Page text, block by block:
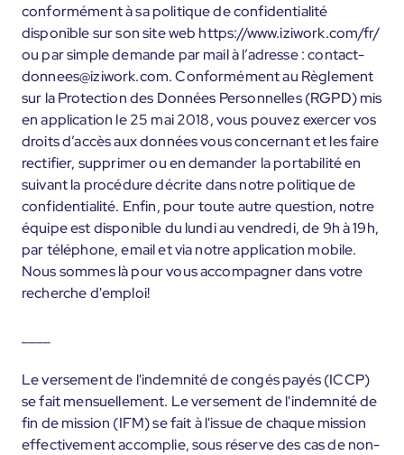
conformément à sa politique de confidentialité
disponible sur son site web https://www.iziwork.com/fr/
ou par simple demande par mail à l’adresse : contact-
donnees@iziwork.com. Conformément au Règlement
sur la Protection des Données Personnelles (RGPD) mis
en application le 25 mai 2018, vous pouvez exercer vos
droits d’accès aux données vous concernant et les faire
rectifier, supprimer ou en demander la portabilité en
suivant la procédure décrite dans notre politique de
confidentialité. Enfin, pour toute autre question, notre
équipe est disponible du lundi au vendredi, de 9h à 19h,
par téléphone, email et via notre application mobile.
Nous sommes là pour vous accompagner dans votre
recherche d'emploi!
Le versement de l'indemnité de congés payés (ICCP)
se fait mensuellement. Le versement de l'indemnité de
fin de mission (IFM) se fait à l'issue de chaque mission
effectivement accomplie, sous réserve des cas de non-